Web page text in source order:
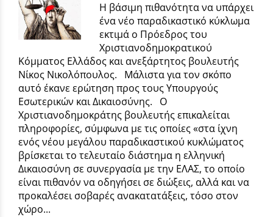
Η βάσιμη πιθανότητα να υπάρχει
ένα νέο παραδικαστικό κύκλωμα
εκτιμά ο Πρόεδρος του
Χριστιανοδημοκρατικού
Κόμματος Ελλάδος και ανεξάρτητος βουλευτής
Νίκος Νικολόπουλος. Μάλιστα για τον σκόπο
αυτό έκανε ερώτηση προς τους Υπουργούς
Εσωτερικών και Δικαιοσύνης. Ο
Χριστιανοδημοκράτης βουλευτής επικαλείται
πληροφορίες, σύμφωνα με τις οποίες «στα ίχνη
ενός νέου μεγάλου παραδικαστικού κυκλώματος
βρίσκεται το τελευταίο διάστημα η ελληνική
Δικαιοσύνη σε συνεργασία με την ΕΛΑΣ, το οποίο
είναι πιθανόν να οδηγήσει σε διώξεις, αλλά και να
προκαλέσει σοβαρές ανακατατάξεις, τόσο στον
χώρο...